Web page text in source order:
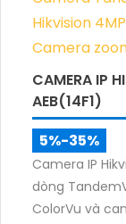
CAMERA IP
AEB(14F1)
5%-35%
Camera IP
dòng
ColorVu và